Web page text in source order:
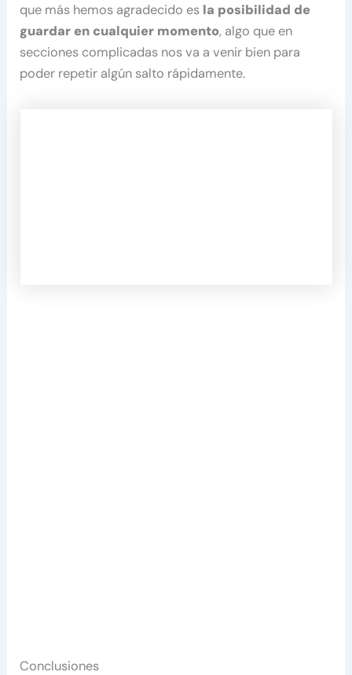
que más hemos agradecido es la posibilidad de
guardar en cualquier momento, algo que en
secciones complicadas nos va a venir bien para
poder repetir algún salto rápidamente.
Conclusiones